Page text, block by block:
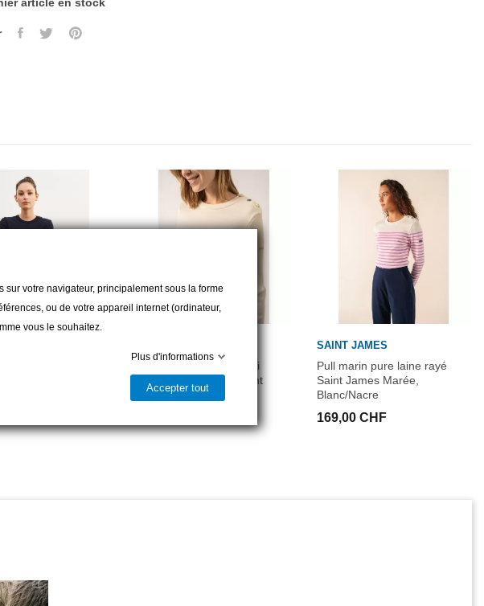
Pull marin pure laine uni
femme Brégançon, Saint
James, Ecume
SAINT JAMES
Pull marin pure laine rayé
Saint James Marée,
Blanc/Nacre
169,00 CHF
votre navigateur, principalement sous la forme
ou de votre appareil internet (ordinateur,
vous le souhaitez.
Plus d'informations
Accepter tout